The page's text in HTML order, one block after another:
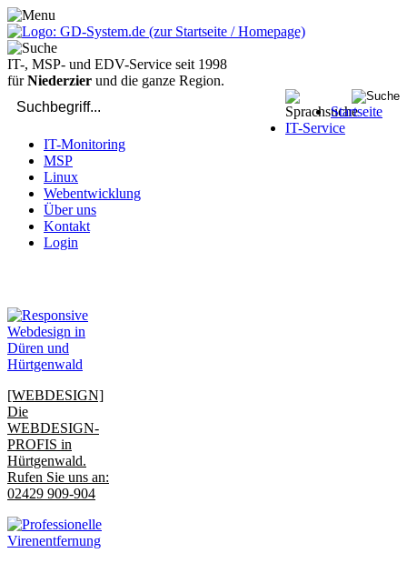
IT-, MSP- und EDV-Service seit 1998
fürNiederzier und die ganze Region.
Startseite
IT-Service
IT-Monitoring
MSP
Linux
Webentwicklung
Über uns
Kontakt
Login
[WEBDESIGN]
Die
WEBDESIGN-
PROFIS in
Hürtgenwald.
Rufen Sie uns an:
02429 909-904